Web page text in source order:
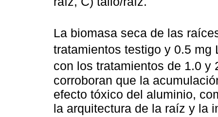
La biomasa seca de las
tratamientos testigo y 0.5 mg
con los tratamientos de 1.0 y
corroboran que la
efecto tóxico del aluminio,
la arquitectura de la raíz y la